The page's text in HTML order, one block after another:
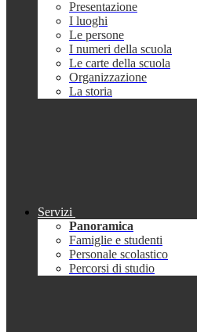
Presentazione
I luoghi
Le persone
I numeri della scuola
Le carte della scuola
Organizzazione
La storia
Servizi
Panoramica
Famiglie e studenti
Personale scolastico
Percorsi di studio